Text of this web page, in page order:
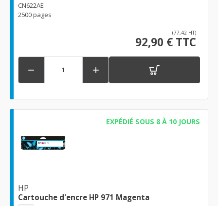
CN622AE
2500 pages
(77,42 HT)
92,90 € TTC
 
EXPÉDIÉ SOUS 8 À 10 JOURS
HP
Cartouche d'encre HP 971 Magenta